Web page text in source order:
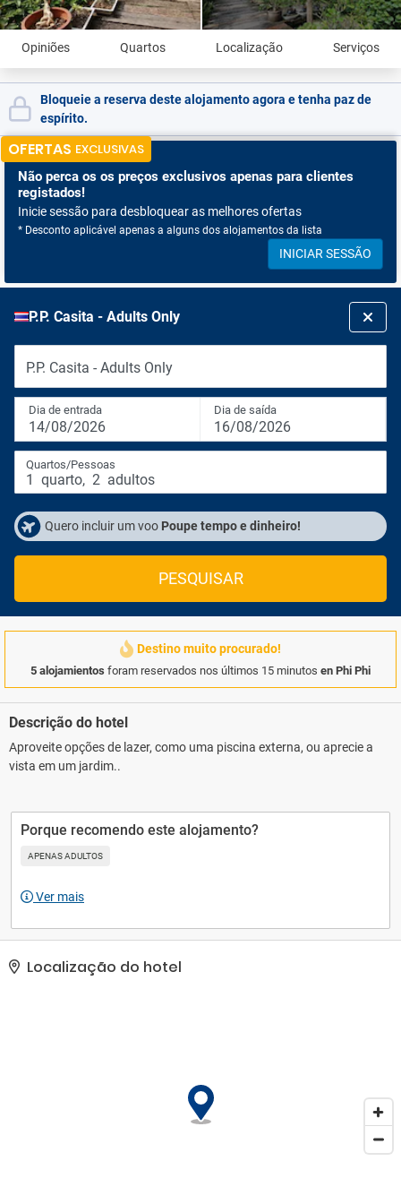
Opiniões Quartos Localização Serviços
Bloqueie a reserva deste alojamento agora e tenha paz de
espírito.
OFERTAS EXCLUSIVAS
Não perca os os preços exclusivos apenas para clientes
registados!
Inicie sessão para desbloquear as melhores ofertas
* Desconto aplicável apenas a alguns dos alojamentos da lista
INICIAR SESSÃO
P.P. Casita - Adults Only
P.P. Casita - Adults Only
Dia de entrada
14/08/2026
Dia de saída
16/08/2026
Quartos/Pessoas
1 quarto, 2 adultos
Quero incluir um voo Poupe tempo e dinheiro!
PESQUISAR
Destino muito procurado!
5 alojamientos foram reservados nos últimos 15 minutos en Phi Phi
Descrição do hotel
Aproveite opções de lazer, como uma piscina externa, ou aprecie a
vista em um jardim..
Porque recomendo este alojamento?
APENAS ADULTOS
Ver mais
Localização do hotel